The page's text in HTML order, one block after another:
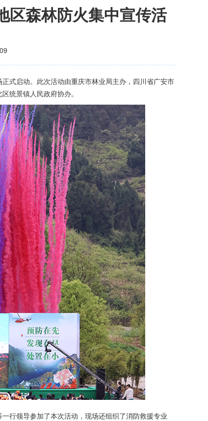
区森林防火集中宣传活
式启动。此次活动由重庆市林业局主办，四川省广安市
统景镇人民政府协办。
行领导参加了本次活动，现场还组织了消防救援专业